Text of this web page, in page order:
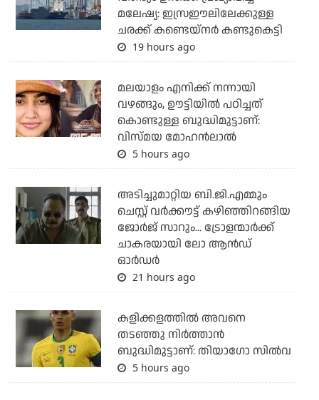
മലേഷ്യ: ഇസ്രഈലിലേക്കുള്ള
ചരക്ക് കണ്ടെയ്‌നര്‍ കണ്ടുകെട്ടി
19 hours ago
മലയാളം എനിക്ക് നന്നായി
വഴങ്ങും, ഊട്ടിയില്‍ പഠിച്ചത്
കൊണ്ടുള്ള ബുദ്ധിമുട്ടാണ്:
വിസ്മയ മോഹന്‍ലാല്‍
5 hours ago
അടിച്ചുമാറ്റിയ ബി.ജി.എമ്മും
ചെസ്റ്റ് വര്‍ക്കൗട്ട് കഴിഞ്ഞിറങ്ങിയ
ജോര്‍ജ് സാറും... ട്രോളന്മാര്‍ക്ക്
ചാകരയായി ലോ ആന്‍ഡ്
ഓര്‍ഡര്‍
21 hours ago
കളിക്കളത്തില്‍ അവനെ
തടഞ്ഞു നിര്‍ത്താന്‍
ബുദ്ധിമുട്ടാണ്: തിയാഗോ സില്‍വ
5 hours ago